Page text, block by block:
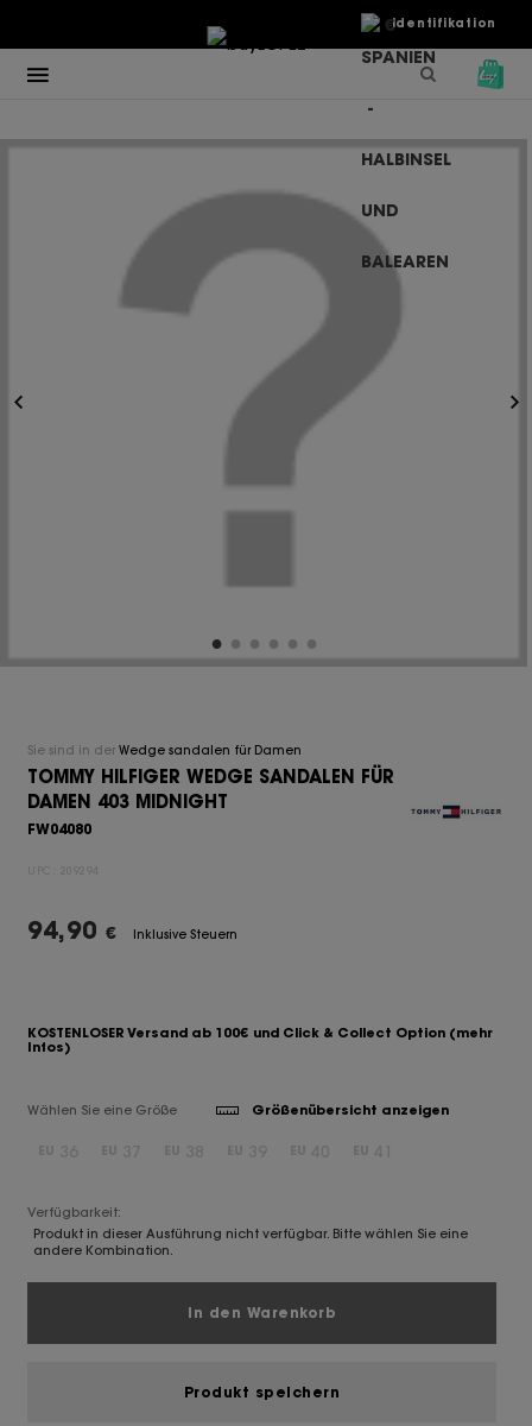
Identifikation
€
Sie sind in der Wedge sandalen für Damen
TOMMY HILFIGER WEDGE SANDALEN FÜR
DAMEN 403 MIDNIGHT
FW04080
UPC: 209294
94,90 € Inklusive Steuern
KOSTENLOSER Versand ab 100€ und Click & Collect Option (mehr
Infos)
Wählen Sie eine Größe Größenübersicht anzeigen
Verfügbarkeit:
Produkt in dieser Ausführung nicht verfügbar. Bitte wählen Sie eine
andere Kombination.
In den Warenkorb
Produkt speichern